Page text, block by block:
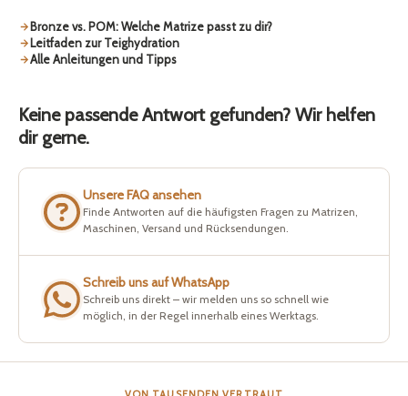
Bronze vs. POM: Welche Matrize passt zu dir?
Leitfaden zur Teighydration
Alle Anleitungen und Tipps
Keine passende Antwort gefunden? Wir helfen
dir gerne.
Unsere FAQ ansehen
Finde Antworten auf die häufigsten Fragen zu Matrizen,
Maschinen, Versand und Rücksendungen.
Schreib uns auf WhatsApp
Schreib uns direkt – wir melden uns so schnell wie
möglich, in der Regel innerhalb eines Werktags.